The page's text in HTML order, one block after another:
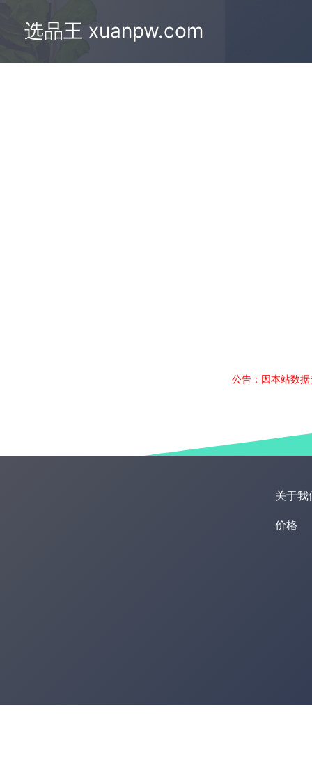
选品王 xuanpw.com
公告：因本站数
关于我
价格